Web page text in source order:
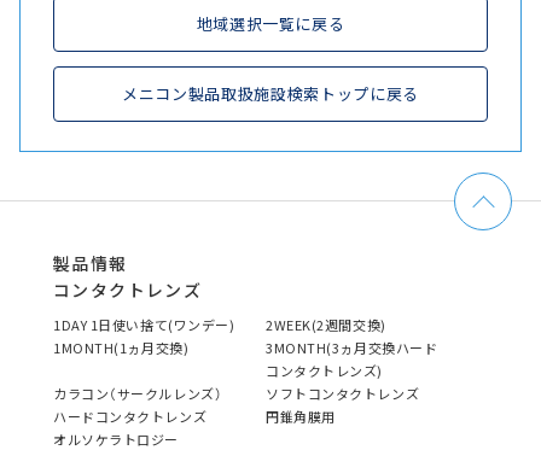
地域選択一覧に戻る
メニコン製品取扱施設検索トップに戻る
製品情報
コンタクトレンズ
1DAY 1日使い捨て(ワンデー)
2WEEK(2週間交換)
1MONTH(1ヵ月交換)
3MONTH(3ヵ月交換ハード
コンタクトレンズ)
カラコン（サークルレンズ）
ソフトコンタクトレンズ
ハードコンタクトレンズ
円錐角膜用
オルソケラトロジー